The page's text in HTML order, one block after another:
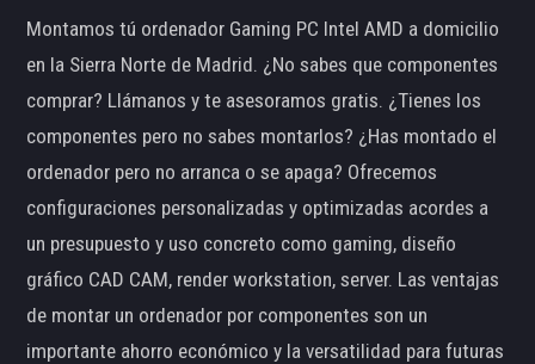
Montamos tú ordenador Gaming PC Intel AMD a domicilio
en la Sierra Norte de Madrid. ¿No sabes que componentes
comprar? Llámanos y te asesoramos gratis. ¿Tienes los
componentes pero no sabes montarlos? ¿Has montado el
ordenador pero no arranca o se apaga? Ofrecemos
configuraciones personalizadas y optimizadas acordes a
un presupuesto y uso concreto como gaming, diseño
gráfico CAD CAM, render workstation, server. Las ventajas
de montar un ordenador por componentes son un
importante ahorro económico y la versatilidad para futuras